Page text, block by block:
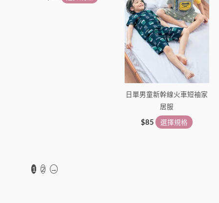
日單男童新幹線火車短袖家
居服
$85 選擇規格
頁
面
選
1 2 →